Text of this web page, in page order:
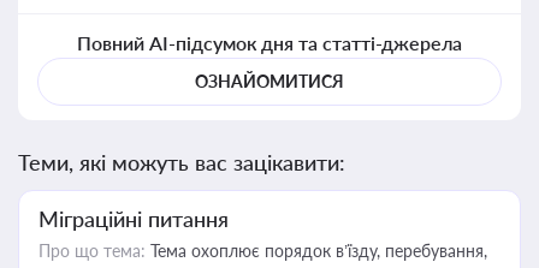
Повний AI-підсумок дня та статті-джерела
ОЗНАЙОМИТИСЯ
Теми, які можуть вас зацікавити:
Міграційні питання
Про що тема: Тема охоплює порядок в’їзду, перебування,